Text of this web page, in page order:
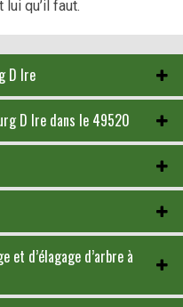
lui qu’il faut.
D Ire
D Ire dans le 49520
et d’élagage d’arbre à